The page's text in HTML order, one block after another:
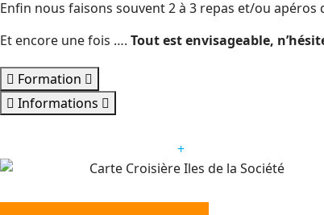
Enfin nous faisons souvent 2 à 3 repas et/ou
Et encore une fois …. Tout est envisageable,
Formation
Informations
+